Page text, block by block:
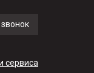
сервиса